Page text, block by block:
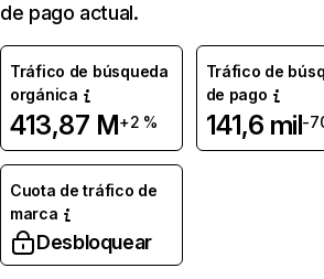
de pago actual.
Tráfico de búsqueda
orgánica
413,87 M+2 %
Tráfico de
de pago
141,6 mil-
Cuota de tráfico de
marca
Desbloquear